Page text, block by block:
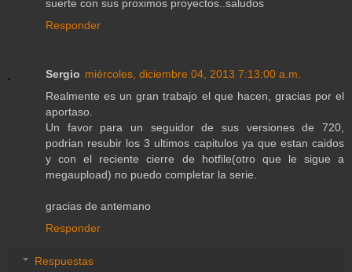
suerte con sus proximos proyectos..saludos
Responder
Sergio miércoles, diciembre 04, 2013 7:13:00 a.m.
Realmente es un gran trabajo el que hacen, gracias por el
aportaso.
Un favor para un seguidor de sus versiones de 720,
podrian resubir los 3 ultimos capitulos ya que estan caidos
y con el reciente cierre de hotfile(otro que le sigue a
megaupload) no puedo completar la serie.
gracias de antemano
Responder
Respuestas